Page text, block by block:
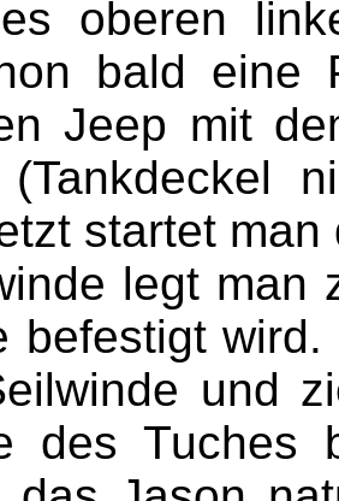
oberen
bald eine
Jeep mit
startet
legt man
befestigt
und
des Tuches